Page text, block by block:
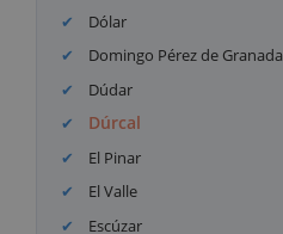
Dólar
Domingo Pérez de Granada
Dúdar
Dúrcal
El Pinar
El Valle
Escúzar